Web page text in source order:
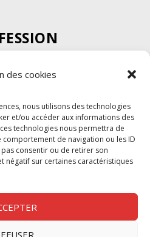
des cookies
nous utilisons des technologies
et/ou accéder aux informations des
technologies nous permettra de
de navigation ou les ID
consentir ou de retirer son
négatif sur certaines caractéristiques